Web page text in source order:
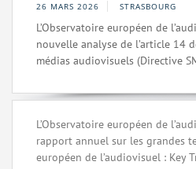
26 MARS 2026 STRASBOURG
L’Observatoire européen de
nouvelle analyse de l’article 14
médias audiovisuels (Directive
L’Observatoire européen de
rapport annuel sur les grandes
européen de l’audiovisuel : Key